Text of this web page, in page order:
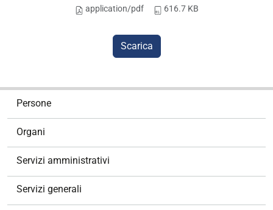
application/pdf 616.7 KB
Scarica
Persone
Organi
Servizi amministrativi
Servizi generali